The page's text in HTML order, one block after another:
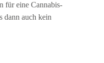
für eine Cannabis-
dann auch kein